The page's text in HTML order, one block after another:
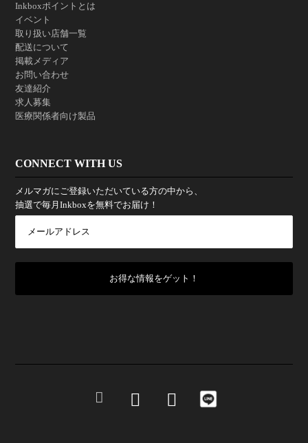
Inkboxポイントとは
イベント
取り扱い店舗一覧
配送について
掲載メディア
お問い合わせ
友達紹介
求人募集
医療関係者向け製品
CONNECT WITH US
メルマガにご登録いただいている方の中から、
抽選で毎月Inkboxを無料でお届け！